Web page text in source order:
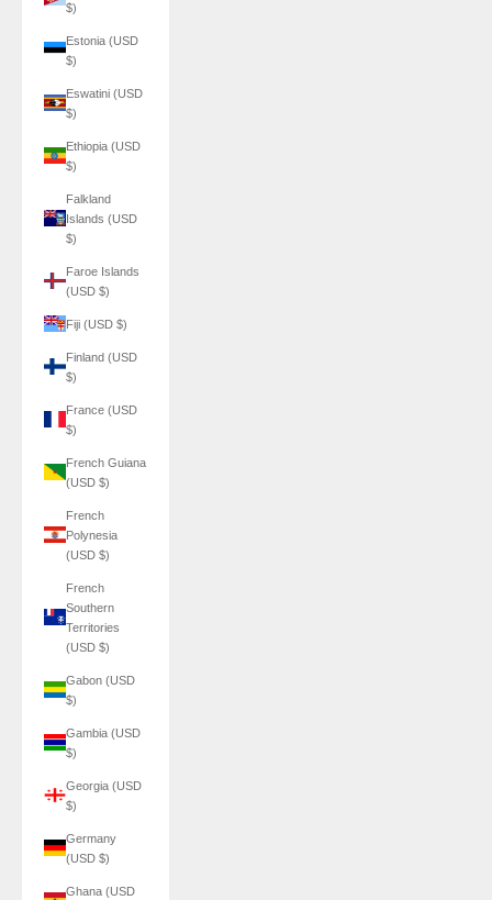
$)
Estonia (USD
$)
Eswatini (USD
$)
Ethiopia (USD
$)
Falkland
Islands (USD
$)
Faroe Islands
(USD $)
Fiji (USD $)
Finland (USD
$)
France (USD
$)
French Guiana
(USD $)
French
Polynesia
(USD $)
French
Southern
Territories
(USD $)
Gabon (USD
$)
Gambia (USD
$)
Georgia (USD
$)
Germany
(USD $)
Ghana (USD